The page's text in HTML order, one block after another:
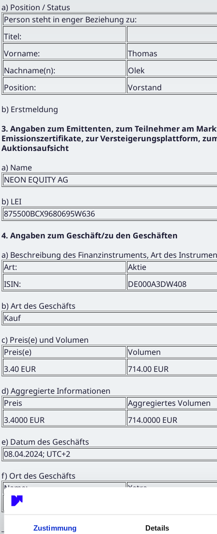
Zustimmung Details
a) Position / Status
Person steht in enger Beziehung zu:
Titel:
Vorname:
Thomas
Nachname(n):
Olek
Position:
Vorstand
b) Erstmeldung
3. Angaben zum Emittenten, zum Teilnehmer am
Emissionszertifikate, zur Versteigerungsplattform,
Auktionsaufsicht
a) Name
NEON EQUITY AG
b) LEI
875500BCX9680695W636
4. Angaben zum Geschäft/zu den Geschäften
a) Beschreibung des Finanzinstruments, Art des
Art:
Aktie
ISIN:
DE000A3DW408
b) Art des Geschäfts
Kauf
c) Preis(e) und Volumen
Preis(e)
Volumen
3.40 EUR
714.00 EUR
d) Aggregierte Informationen
Preis
Aggregiertes Volumen
3.4000 EUR
714.0000 EUR
e) Datum des Geschäfts
08.04.2024; UTC+2
f) Ort des Geschäfts
Name:
Xetra
MIC: